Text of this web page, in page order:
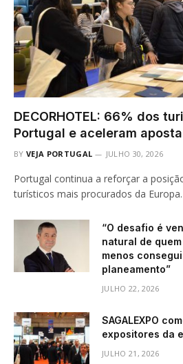
DECORHOTEL: 66% dos
Portugal e aceleram
BY VEJA PORTUGAL JULHO 30, 2026
Portugal continua a reforçar a
turísticos mais procurados da
“O desafio é
natural de
menos
planeamento”
JULHO 22, 2026
SAGALEXPO
expositores da
JULHO 21, 2026